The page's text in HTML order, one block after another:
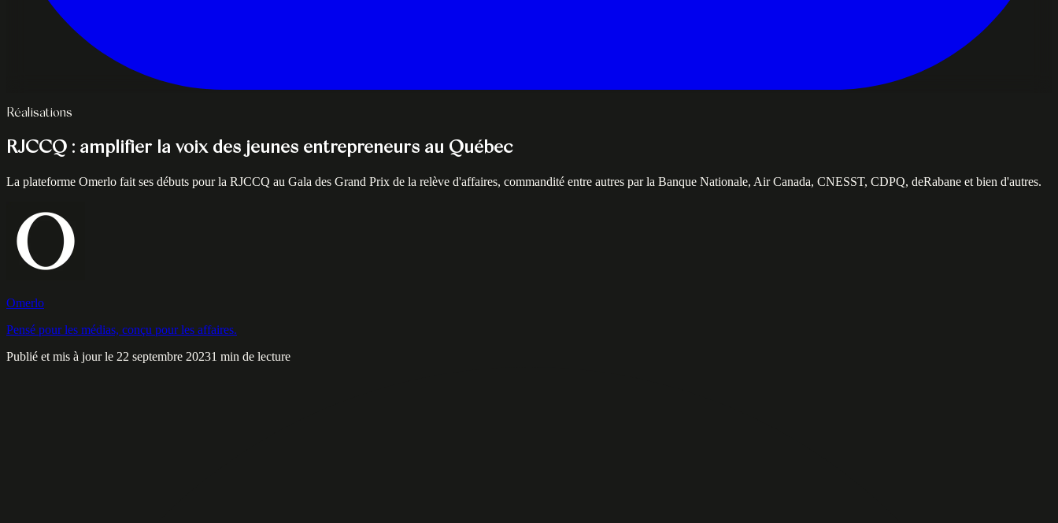
Réalisations
RJCCQ : amplifier la voix des jeunes entrepreneurs au Québec
La plateforme Omerlo fait ses débuts pour la RJCCQ au Gala des Grand Prix de la relève d'affaires, commandité entre autres par la Banque Nationale, Air Canada, CNESST, CDPQ, deRabane et bien d'autres.
Omerlo
Pensé pour les médias, conçu pour les affaires.
Publié et mis à jour le 22 septembre 20231 min de lecture